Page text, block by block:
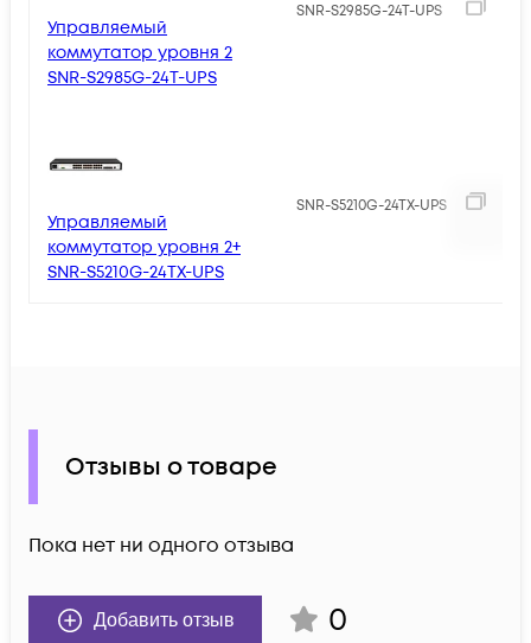
Управляемый
коммутатор уровня 2
SNR-S2985G-24T-UPS
SNR-S2985G-24T-UPS
Управляемый
коммутатор уровня 2+
SNR-S5210G-24TX-UPS
SNR-S5210G-24TX-UPS
Отзывы о товаре
Пока нет ни одного отзыва
Добавить отзыв 0